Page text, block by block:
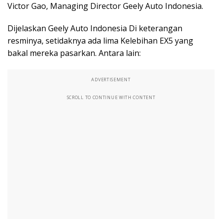
Victor Gao, Managing Director Geely Auto Indonesia.
Dijelaskan Geely Auto Indonesia Di keterangan
resminya, setidaknya ada lima Kelebihan EX5 yang
bakal mereka pasarkan. Antara lain:
ADVERTISEMENT
SCROLL TO CONTINUE WITH CONTENT